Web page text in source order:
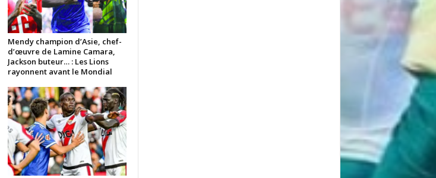
Mendy champion d’Asie, chef-
d’œuvre de Lamine Camara,
Jackson buteur… : Les Lions
rayonnent avant le Mondial